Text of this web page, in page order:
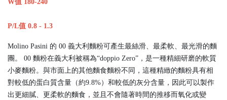
W值 180-240
P/L值 0.8 - 1.3
Molino Pasini 的 00 義大利麵粉可產生最絲滑、最柔軟、最光滑的麵
團。 00 麵粉在義大利被稱為“doppio Zero”，是一種精細研磨的軟質
小麥麵粉。與市面上的其他麵食麵粉不同，這種精緻的麵粉具有相
對較低的蛋白質含​​量（約9.8%）和較低的灰分含量，因此可以製作
出更細膩、更柔軟的麵食，並且不會隨著時間的推移而氧化或變